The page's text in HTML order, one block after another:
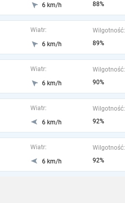
6 km/h
88%
Wiatr:
6 km/h
Wilgotność:
89%
Wiatr:
6 km/h
Wilgotność:
90%
Wiatr:
6 km/h
Wilgotność:
92%
Wiatr:
6 km/h
Wilgotność:
92%